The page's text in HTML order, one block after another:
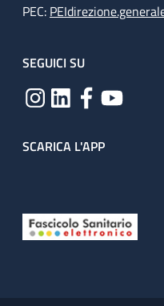
PEC:
SEGUICI SU
SCARICA L'APP